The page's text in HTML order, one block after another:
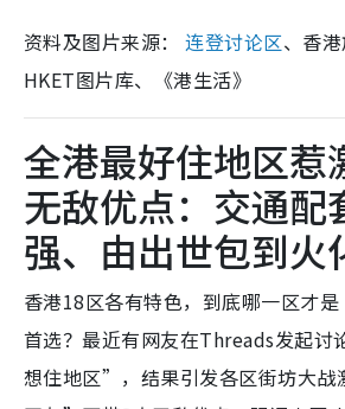
资料及图片来源：连登讨论区、香
HKET图片库、《港生活》
全港最好住地区惹
无敌优点：交通配
强、由出世包到火
香港18区各有特色，到底哪一区才
首选？最近有网友在Threads发起
想住地区”，结果引发各区街坊大